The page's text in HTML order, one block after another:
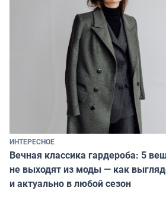
ИНТЕРЕСНОЕ
Вечная классика гардероба: 5
не выходят из моды — как
и актуально в любой сезон